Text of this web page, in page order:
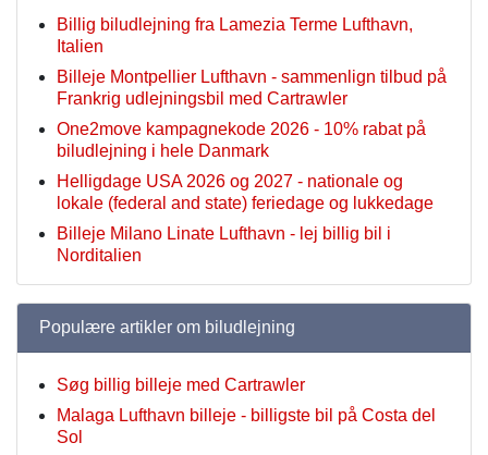
Billig biludlejning fra Lamezia Terme Lufthavn,
Italien
Billeje Montpellier Lufthavn - sammenlign tilbud på
Frankrig udlejningsbil med Cartrawler
One2move kampagnekode 2026 - 10% rabat på
biludlejning i hele Danmark
Helligdage USA 2026 og 2027 - nationale og
lokale (federal and state) feriedage og lukkedage
Billeje Milano Linate Lufthavn - lej billig bil i
Norditalien
Populære artikler om biludlejning
Søg billig billeje med Cartrawler
Malaga Lufthavn billeje - billigste bil på Costa del
Sol